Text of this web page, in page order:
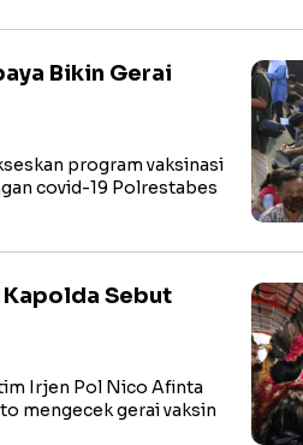
Bikin Gerai
program vaksinasi
covid-19 Polrestabes
Sebut
Irjen Pol Nico Afinta
mengecek gerai vaksin